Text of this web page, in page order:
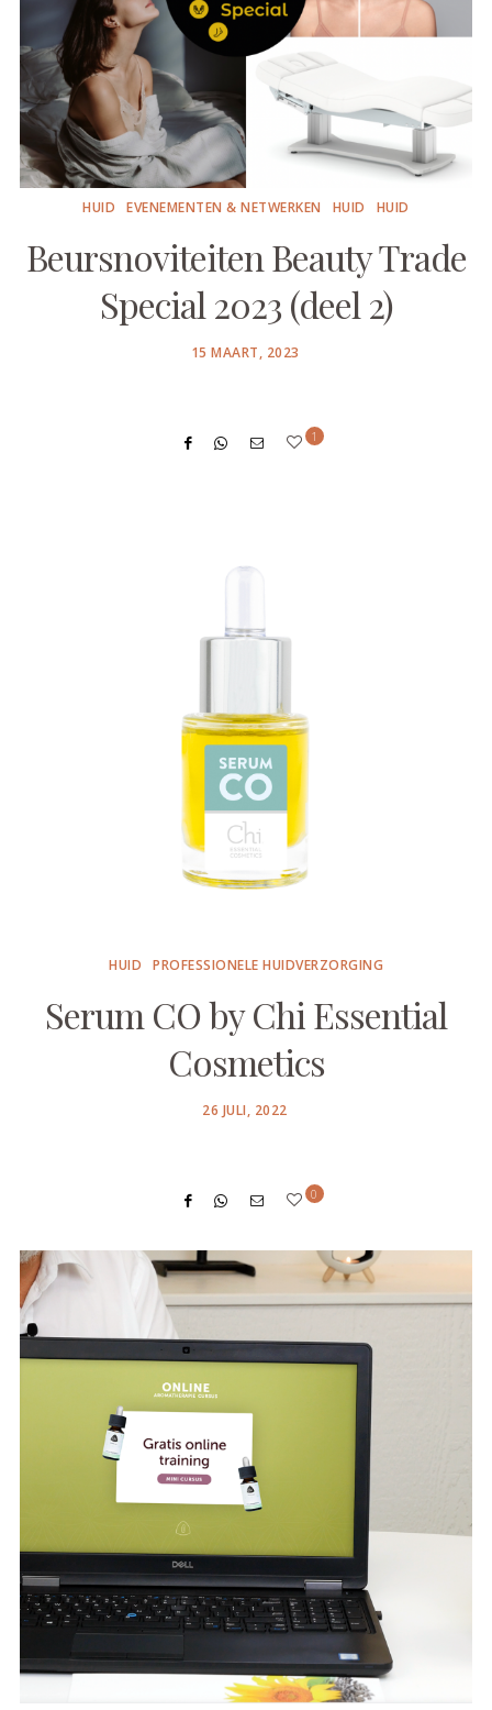
HUID EVENEMENTEN & NETWERKEN HUID HUID
Beursnoviteiten Beauty Trade
Special 2023 (deel 2)
POSTED
15 MAART, 2023
1
HUID PROFESSIONELE HUIDVERZORGING
Serum CO by Chi Essential
Cosmetics
POSTED
26 JULI, 2022
0